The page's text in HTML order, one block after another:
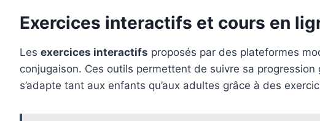
Exercices interactifs et cours en
Les exercices interactifs proposés par des plateformes
conjugaison. Ces outils permettent de suivre sa
s’adapte tant aux enfants qu’aux adultes grâce à des